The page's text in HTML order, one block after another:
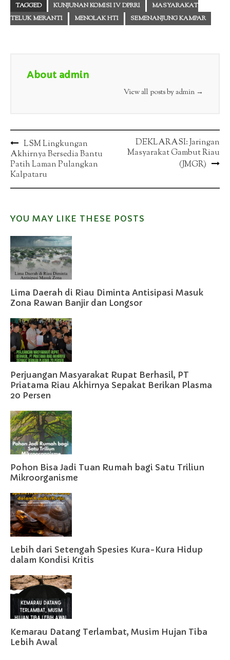
TAGGED
KUNJUNAN KOMISI IV DPRRI
MASYARAKAT
TELUK MERANTI
MENOLAK HTI SEMENANJUNG KAMPAR
About admin
View all posts by admin →
Post
navigation
LSM Lingkungan
Akhirnya Bersedia Bantu
Patih Laman Pulangkan
Kalpataru
DEKLARASI: Jaringan
Masyarakat Gambut Riau
(JMGR)
YOU MAY LIKE THESE POSTS
Lima Daerah di Riau Diminta Antisipasi Masuk
Zona Rawan Banjir dan Longsor
Perjuangan Masyarakat Rupat Berhasil, PT
Priatama Riau Akhirnya Sepakat Berikan Plasma
20 Persen
Pohon Bisa Jadi Tuan Rumah bagi Satu Triliun
Mikroorganisme
Lebih dari Setengah Spesies Kura-Kura Hidup
dalam Kondisi Kritis
Kemarau Datang Terlambat, Musim Hujan Tiba
Lebih Awal